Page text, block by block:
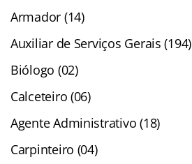
Armador (14)
Auxiliar de Serviços Gerais (194)
Biólogo (02)
Calceteiro (06)
Agente Administrativo (18)
Carpinteiro (04)